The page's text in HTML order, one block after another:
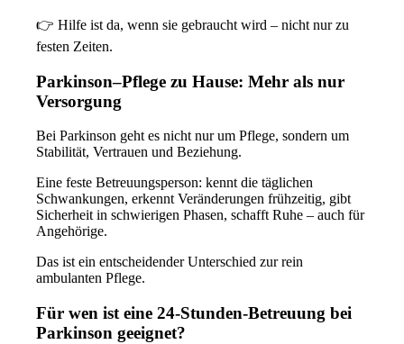
👉Hilfe ist da, wenn sie gebraucht wird – nicht nur zu
festen Zeiten.
Parkinson–Pflege zu Hause: Mehr als nur
Versorgung
Bei Parkinson geht es nicht nur um Pflege, sondern um
Stabilität, Vertrauen und Beziehung.
Eine feste Betreuungsperson:kennt die täglichen
Schwankungen,erkennt Veränderungen frühzeitig, gibt
Sicherheit in schwierigen Phasen,schafft Ruhe – auch für
Angehörige.
Das ist ein entscheidender Unterschied zur rein
ambulanten Pflege.
Für wen ist eine 24-Stunden-Betreuung bei
Parkinson geeignet?